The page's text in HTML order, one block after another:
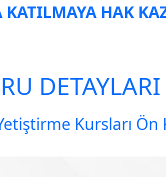
KATILMAYA HAK
Kursları Ön